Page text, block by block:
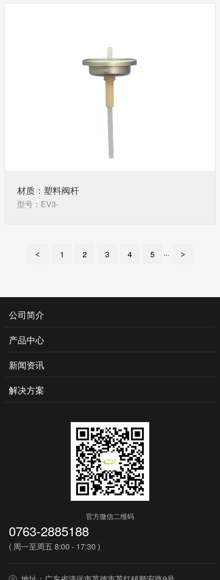
材质：塑料阀杆
型号：EV3-
< 1 2 3 4 5 ··· >
公司简介
产品中心
新闻资讯
解决方案
官方微信二维码
0763-2885188
( 周一至周五 8:00 - 17:30 )